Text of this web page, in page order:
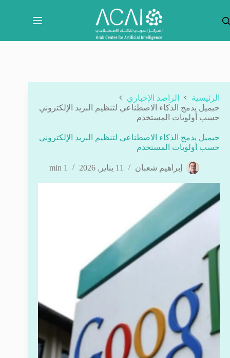
المحتوى
الرئيسية
الراصد الإخباري
جيميل يدمج الذكاء الاصطناعي لتنظيم البريد الإلكتروني
حسب أولويات المستخدم
جيميل يدمج الذكاء الاصطناعي لتنظيم البريد الإلكتروني
حسب أولويات المستخدم
إبراهيم شعبان 11 يناير, 2026 1 min